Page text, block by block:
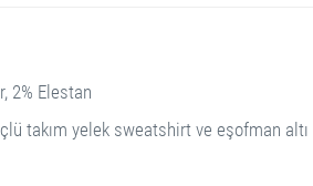
2% Elestan
takım yelek sweatshirt ve eşofman altı